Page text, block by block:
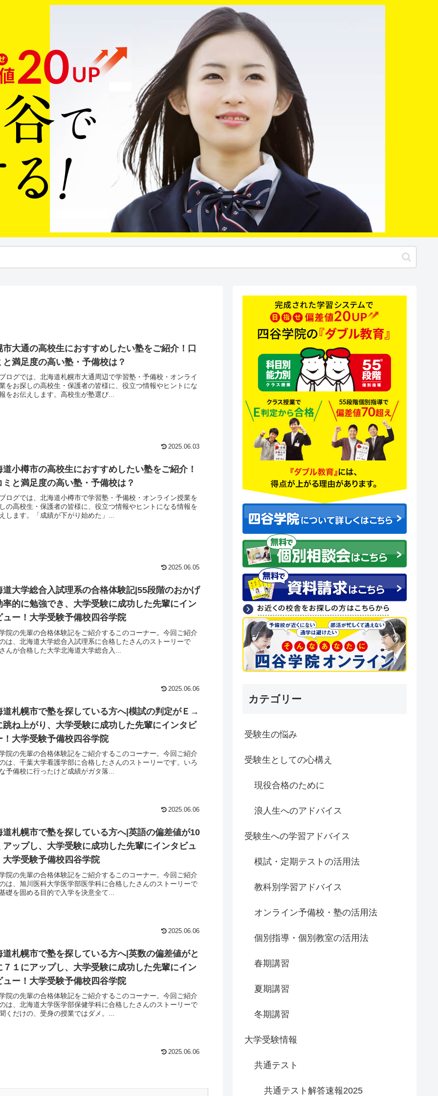
市大通の高校生におすすめしたい塾をご紹介！口
と満足度の高い塾・予備校は？
ログでは、北海道札幌市大通周辺で学習塾・予備校・オンライ
をお探しの高校生・保護者の皆様に、役立つ情報やヒントにな
をお伝えします。高校生が塾選び...
2025.06.03
道小樽市の高校生におすすめしたい塾をご紹介！
ミと満足度の高い塾・予備校は？
ログでは、北海道小樽市で学習塾・予備校・オンライン授業を
の高校生・保護者の皆様に、役立つ情報やヒントになる情報を
します。「成績が下がり始めた」...
2025.06.05
道大学総合入試理系の合格体験記|55段階のおかげ
率的に勉強でき、大学受験に成功した先輩にイン
ュー！大学受験予備校四谷学院
院の先輩の合格体験記をご紹介するこのコーナー。今回ご紹介
は、北海道大学総合入試理系に合格したさんのストーリーで
んが合格した大学北海道大学総合入...
2025.06.06
道札幌市で塾を探している方へ|模試の判定がＥ→
跳ね上がり、大学受験に成功した先輩にインタビ
！大学受験予備校四谷学院
院の先輩の合格体験記をご紹介するこのコーナー。今回ご紹介
は、千葉大学看護学部に合格したさんのストーリーです。いろ
予備校に行ったけど成績がガタ落...
2025.06.06
道札幌市で塾を探している方へ|英語の偏差値が10
アップし、大学受験に成功した先輩にインタビュ
大学受験予備校四谷学院
院の先輩の合格体験記をご紹介するこのコーナー。今回ご紹介
は、旭川医科大学医学部医学科に合格したさんのストーリーで
礎を固める目的で入学を決意全て...
2025.06.06
道札幌市で塾を探している方へ|英数の偏差値がと
７１にアップし、大学受験に成功した先輩にイン
ュー！大学受験予備校四谷学院
院の先輩の合格体験記をご紹介するこのコーナー。今回ご紹介
は、北海道大学医学部保健学科に合格したさんのストーリーで
くだけの、受身の授業ではダメ。...
2025.06.06
カテゴリー
受験生の悩み
受験生としての心構え
現役合格のために
浪人生へのアドバイス
受験生への学習アドバイス
模試・定期テストの活用法
教科別学習アドバイス
オンライン予備校・塾の活用法
個別指導・個別教室の活用法
春期講習
夏期講習
冬期講習
大学受験情報
共通テスト
共通テスト解答速報2025